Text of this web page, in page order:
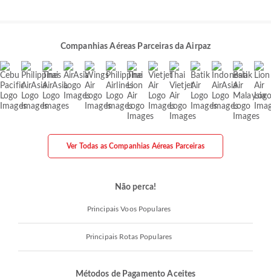
Companhias Aéreas Parceiras da Airpaz
Ver Todas as Companhias Aéreas Parceiras
Não perca!
Principais Voos Populares
Principais Rotas Populares
Métodos de Pagamento Aceites